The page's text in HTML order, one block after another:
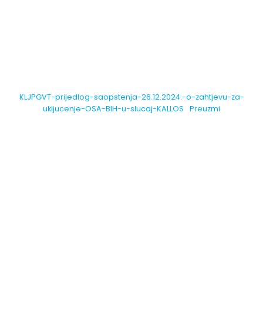
KLJPGVT-prijedlog-saopstenja-26.12.2024.-o-zahtjevu-za-
ukljucenje-OSA-BIH-u-slucaj-KALLOS
Preuzmi